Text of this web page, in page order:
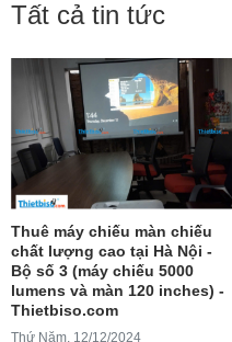
Tất cả tin tức
Thuê máy chiếu màn chiếu
chất lượng cao tại Hà Nội -
Bộ số 3 (máy chiếu 5000
lumens và màn 120 inches) -
Thietbiso.com
Thứ Năm, 12/12/2024